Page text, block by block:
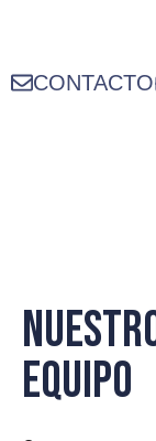
CONTACTO
EQUIPO